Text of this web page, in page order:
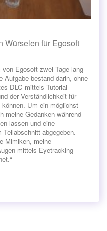
Würselen für Egosoft
Egosoft zwei Tage lang
Aufgabe bestand darin, ohne
DLC mittels Tutorial
der Verständlichkeit für
können. Um ein möglichst
meine Gedanken während
lassen und eine
abgegeben.
Mimiken, meine
mittels Eyetracking-